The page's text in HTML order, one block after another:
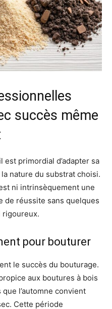
succès même
primordial d’adapter sa
nature du substrat choisi.
ni intrinsèquement une
de réussite sans quelques
rigoureux.
pour bouturer
le succès du bouturage.
aux boutures à bois
l’automne convient
Cette période